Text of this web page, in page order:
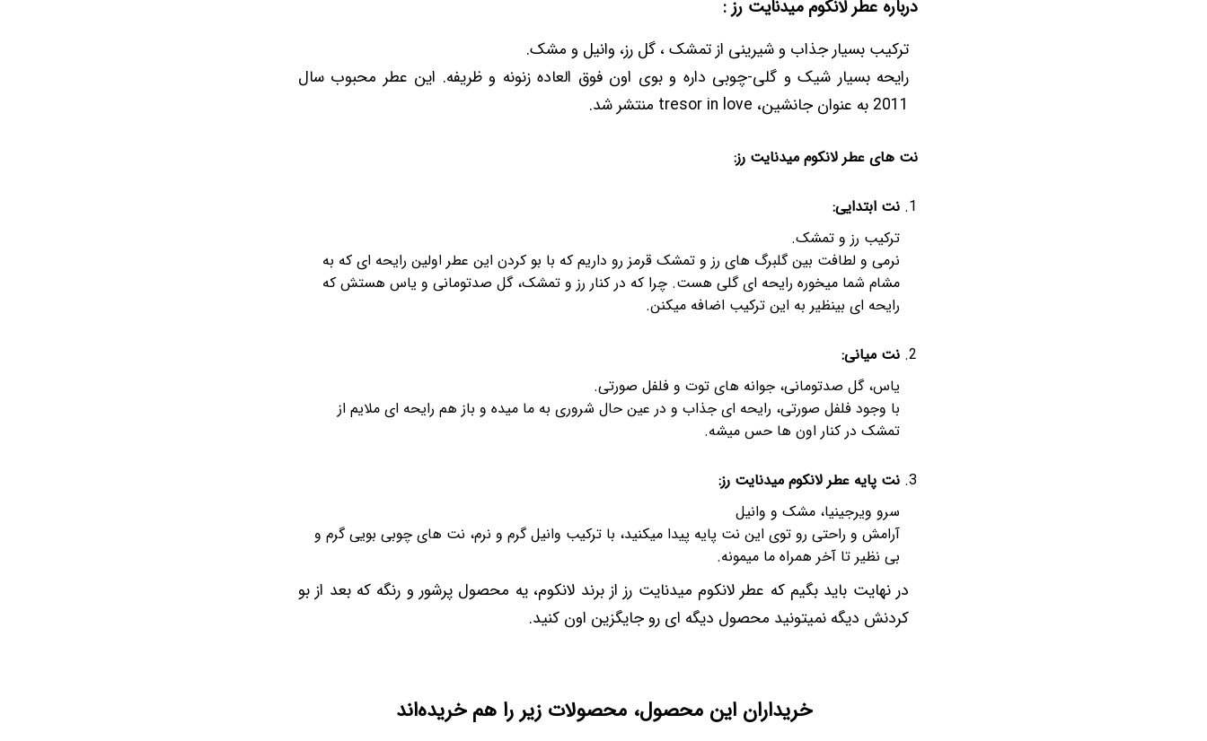
درباره عطر لانکوم میدنایت رز :
ترکیب بسیار جذاب و شیرینی از تمشک ، گل رز، وانیل و مشک.
رایحه بسیار شیک و گلی-چوبی داره و بوی اون فوق العاده زنونه و ظریفه. این عطر محبوب سال
2011 به عنوان جانشین، tresor in love منتشر شد.
نت های عطر لانکوم میدنایت رز:
نت ابتدایی:
ترکیب رز و تمشک.
نرمی و لطافت بین گلبرگ های رز و تمشک قرمز رو داریم که با بو کردن این عطر اولین رایحه ای که به
مشام شما میخوره رایحه ای گلی هست. چرا که در کنار رز و تمشک، گل صدتومانی و یاس هستش که
رایحه ای بینظیر به این ترکیب اضافه میکنن.
نت میانی:
یاس، گل صدتومانی، جوانه های توت و فلفل صورتی.
با وجود فلفل صورتی، رایحه ای جذاب و در عین حال شروری به ما میده و باز هم رایحه ای ملایم از
تمشک در کنار اون ها حس میشه.
نت پایه عطر لانکوم میدنایت رز:
سرو ویرجینیا، مشک و وانیل
آرامش و راحتی رو توی این نت پایه پیدا میکنید، با ترکیب وانیل گرم و نرم، نت های چوبی بویی گرم و
بی نظیر تا آخر همراه ما میمونه.
در نهایت باید بگیم که عطر لانکوم میدنایت رز از برند لانکوم، یه محصول پرشور و رنگه که بعد از بو
کردنش دیگه نمیتونید محصول دیگه ای رو جایگزین اون کنید.
خریداران این محصول، محصولات زیر را هم خریده‌اند